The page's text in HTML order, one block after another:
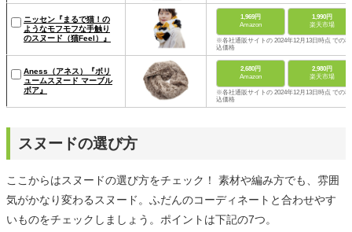
ニッセン『まるで猫！の
ようなモフモフな手触り
のスヌード（猫Feel）』
1,969円
Amazon
1,990円
楽天市場
※各社通販サイトの 2024年12月13日時点 での税
込価格
Aness（アネス）『ボリ
ュームスヌード マーブル
ボア』
2,680円
Amazon
2,980円
楽天市場
※各社通販サイトの 2024年12月13日時点 での税
込価格
スヌードの選び方
ここからはスヌードの選び方をチェック！ 素材や編み方でも、雰囲
気がかなり変わるスヌード。ふだんのコーディネートと合わせやす
いものをチェックしましょう。ポイントは下記の7つ。